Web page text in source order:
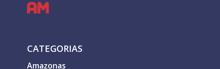
CATEGORIAS
Amazonas